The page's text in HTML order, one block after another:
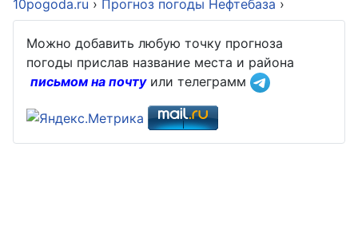
10pogoda.ru › Прогноз погоды Нефтебаза ›
Можно добавить любую точку прогноза
погоды прислав название места и района
письмом на почтуили телеграмм